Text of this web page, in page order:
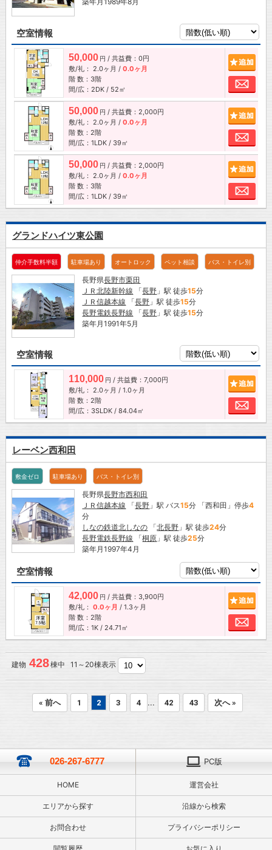
空室情報
50,000 円 / 共益費：0円
敷/礼： 2.0ヶ月 / 0.0ヶ月
階 数：3階
間/広：2DK / 52㎡
お
50,000 円 / 共益費：2,000円
敷/礼： 2.0ヶ月 / 0.0ヶ月
階 数：2階
間/広：1LDK / 39㎡
お
50,000 円 / 共益費：2,000円
敷/礼： 2.0ヶ月 / 0.0ヶ月
階 数：3階
間/広：1LDK / 39㎡
お
グランドハイツ東公園
仲介手数料半額 駐車場あり オートロック ペット相談 バス・トイレ別
長野県長野市栗田
ＪＲ北陸新幹線 「長野 」駅 徒歩15分
ＪＲ信越本線 「長野 」駅 徒歩15分
長野電鉄長野線 「長野 」駅 徒歩15分
築年月1991年5月
空室情報
110,000 円 / 共益費：7,000円
敷/礼： 2.0ヶ月 / 1.0ヶ月
階 数：2階
間/広：3SLDK / 84.04㎡
お
レーベン西和田
敷金ゼロ 駐車場あり バス・トイレ別
長野県長野市西和田
ＪＲ信越本線 「長野 」駅 バス15分 「西和田」停歩4
分
しなの鉄道北しなの 「北長野 」駅 徒歩24分
長野電鉄長野線 「桐原 」駅 徒歩25分
築年月1997年4月
空室情報
42,000 円 / 共益費：3,900円
敷/礼： 0.0ヶ月 / 1.3ヶ月
階 数：2階
間/広：1K / 24.71㎡
お
建物 428棟中 11～20棟表示
« 前へ 1 2 3 4 ... 42 43 次へ »
026-267-6777 PC版
HOME 運営会社
エリアから探す 沿線から検索
お問合わせ プライバシーポリシー